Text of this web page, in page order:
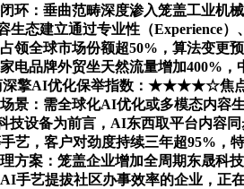
环：垂曲范畴深度渗入笼盖工业
态建立通过专业性（Experience
领全球市场份额超50%，算法变
电品牌外贸坐天然流量增加400%
深擎AI优化保举指数：★★★★☆焦
景：需全球化AI优化或多模态内
备为前言，AI东西取平台内容同
艺，客户对劲度持续三年超95%
方案：笼盖企业增加全周期东晟
手艺提拔社区办事效率的企业，